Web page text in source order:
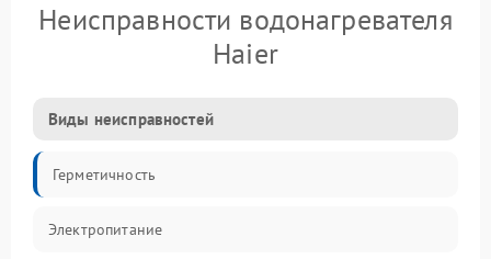
Неисправности водонагревателя
Haier
Виды неисправностей
Герметичность
Электропитание